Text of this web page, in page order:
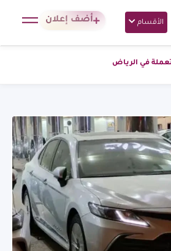
الأقسام أضف إعلان
في الرياض